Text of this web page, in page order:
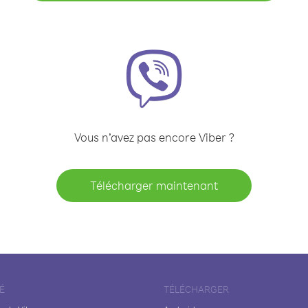
Vous n’avez pas encore Viber ?
Télécharger maintenant
TÉLÉCHARGER